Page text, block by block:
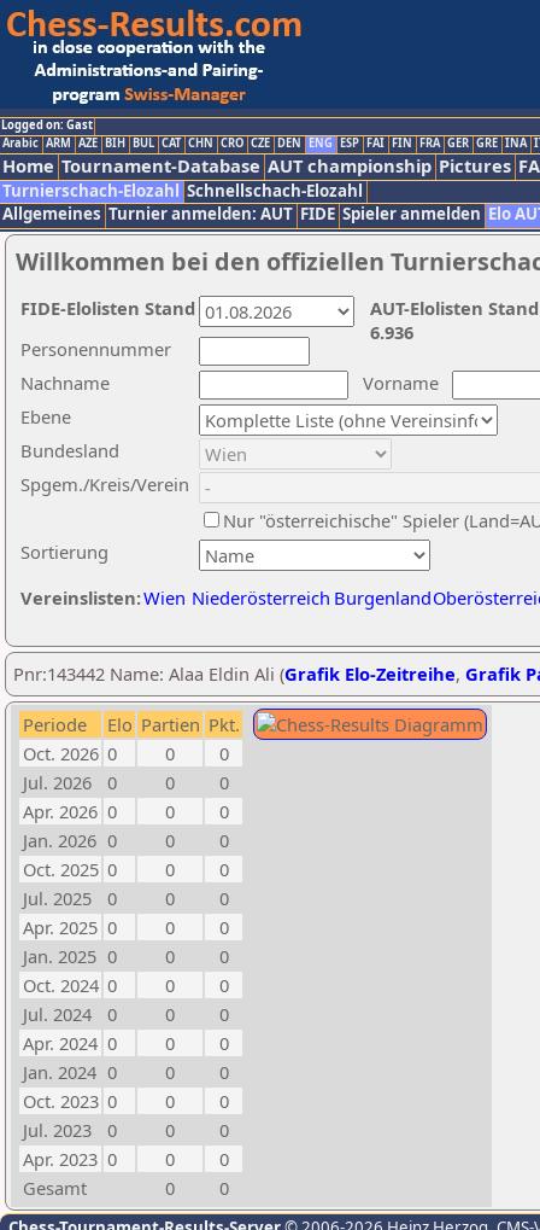
Logged on: Gast
Arabic ARM AZE BIH BUL CAT CHN CRO CZE DEN ENG ESP FAI FIN FRA GER GRE INA
Home Tournament-Database AUT championship Pictures
Turnierschach-Elozahl Schnellschach-Elozahl
Allgemeines Turnier anmelden: AUT FIDE Spieler anmelden Elo
Willkommen bei den offiziellen
Nachname
Vorname
Ebene
Sortierung
Personennummer
Bundesland
Spgem./Kreis/Verein
Nur "österreichische" Spieler
Vereinslisten:Wien Niederösterreich Burgenland
AUT-Elolisten
6.936
FIDE-Elolisten Stand
Pnr:143442 Name: Alaa Eldin Ali (Grafik Elo-Zeitreihe, Grafik
Periode Elo Partien Pkt.
Oct. 2026 0 0
0
Jul. 2026
0 0
0
Apr. 2026 0 0
0
Jan. 2026 0 0
0
Oct. 2025 0 0
0
Jul. 2025
0 0
0
Apr. 2025 0 0
0
Jan. 2025 0 0
0
Oct. 2024 0 0
0
Jul. 2024
0 0
0
Apr. 2024 0 0
0
Jan. 2024 0 0
0
Oct. 2023 0 0
0
Jul. 2023
0 0
0
Apr. 2023 0 0
0
Gesamt
0 0